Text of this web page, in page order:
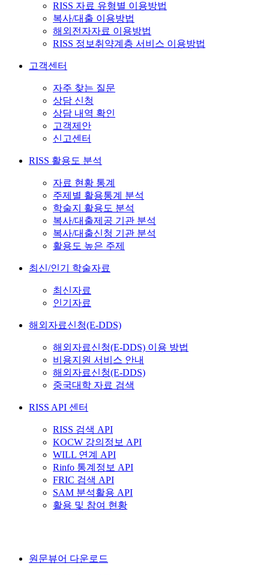
RISS 자료 유형별 이용방법
복사/대출 이용방법
해외전자자료 이용방법
RISS 정보취약계층 서비스 이용방법
고객센터
자주 찾는 질문
상담 신청
상담 내역 확인
고객제안
신고센터
RISS 활용도 분석
자료 현황 통계
주제별 활용통계 분석
학술지 활용도 분석
복사/대출제공 기관 분석
복사/대출신청 기관 분석
활용도 높은 주제
최신/인기 학술자료
최신자료
인기자료
해외자료신청(E-DDS)
해외자료신청(E-DDS) 이용 방법
비용지원 서비스 안내
해외자료신청(E-DDS)
중국대학 자료 검색
RISS API 센터
RISS 검색 API
KOCW 강의정보 API
WILL 연계 API
Rinfo 통계정보 API
FRIC 검색 API
SAM 분석활용 API
활용 및 참여 현황
원문뷰어 다운로드